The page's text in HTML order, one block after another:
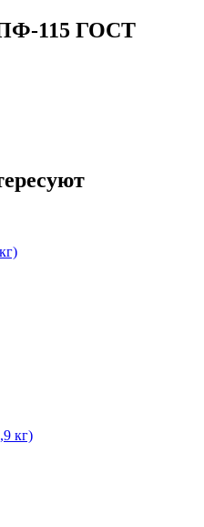
115 ГОСТ
кг)